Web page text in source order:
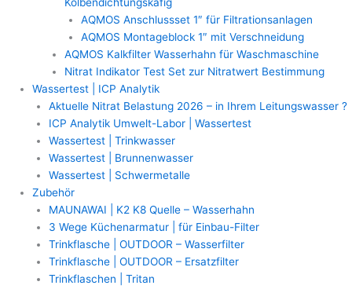
Kolbendichtungskäfig
AQMOS Anschlussset 1″ für Filtrationsanlagen
AQMOS Montageblock 1″ mit Verschneidung
AQMOS Kalkfilter Wasserhahn für Waschmaschine
Nitrat Indikator Test Set zur Nitratwert Bestimmung
Wassertest | ICP Analytik
Aktuelle Nitrat Belastung 2026 – in Ihrem Leitungswasser ?
ICP Analytik Umwelt-Labor | Wassertest
Wassertest | Trinkwasser
Wassertest | Brunnenwasser
Wassertest | Schwermetalle
Zubehör
MAUNAWAI | K2 K8 Quelle – Wasserhahn
3 Wege Küchenarmatur | für Einbau-Filter
Trinkflasche | OUTDOOR – Wasserfilter
Trinkflasche | OUTDOOR – Ersatzfilter
Trinkflaschen | Tritan